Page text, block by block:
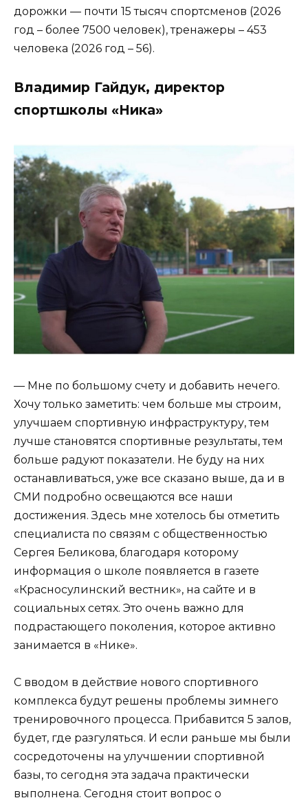
дорожки — почти 15 тысяч спортсменов (2026
год – более 7500 человек), тренажеры – 453
человека (2026 год – 56).
Владимир Гайдук, директор
спортшколы «Ника»
— Мне по большому счету и добавить нечего.
Хочу только заметить: чем больше мы строим,
улучшаем спортивную инфраструктуру, тем
лучше становятся спортивные результаты, тем
больше радуют показатели. Не буду на них
останавливаться, уже все сказано выше, да и в
СМИ подробно освещаются все наши
достижения. Здесь мне хотелось бы отметить
специалиста по связям с общественностью
Сергея Беликова, благодаря которому
информация о школе появляется в газете
«Красносулинский вестник», на сайте и в
социальных сетях. Это очень важно для
подрастающего поколения, которое активно
занимается в «Нике».
С вводом в действие нового спортивного
комплекса будут решены проблемы зимнего
тренировочного процесса. Прибавится 5 залов,
будет, где разгуляться. И если раньше мы были
сосредоточены на улучшении спортивной
базы, то сегодня эта задача практически
выполнена. Сегодня стоит вопрос о